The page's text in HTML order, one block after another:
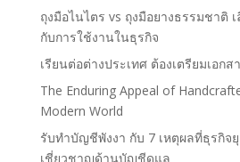
ถุงมือไนไตร vs ถุงมือยางธรรมชาติ
กับการใช้งานในธุรกิจ
เรียนต่อต่างประเทศ ต้องเตรียมเอก
The Enduring Appeal of
Modern World
รับทำบัญชีพังงา กับ 7 เหตุผลที่ธุรกิจ
เชี่ยวชาญด้านบัญชีดูแล